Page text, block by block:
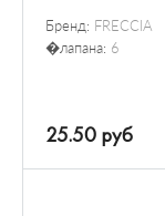
Бренд: FRECCIA
�лапана: 6
25.50 руб